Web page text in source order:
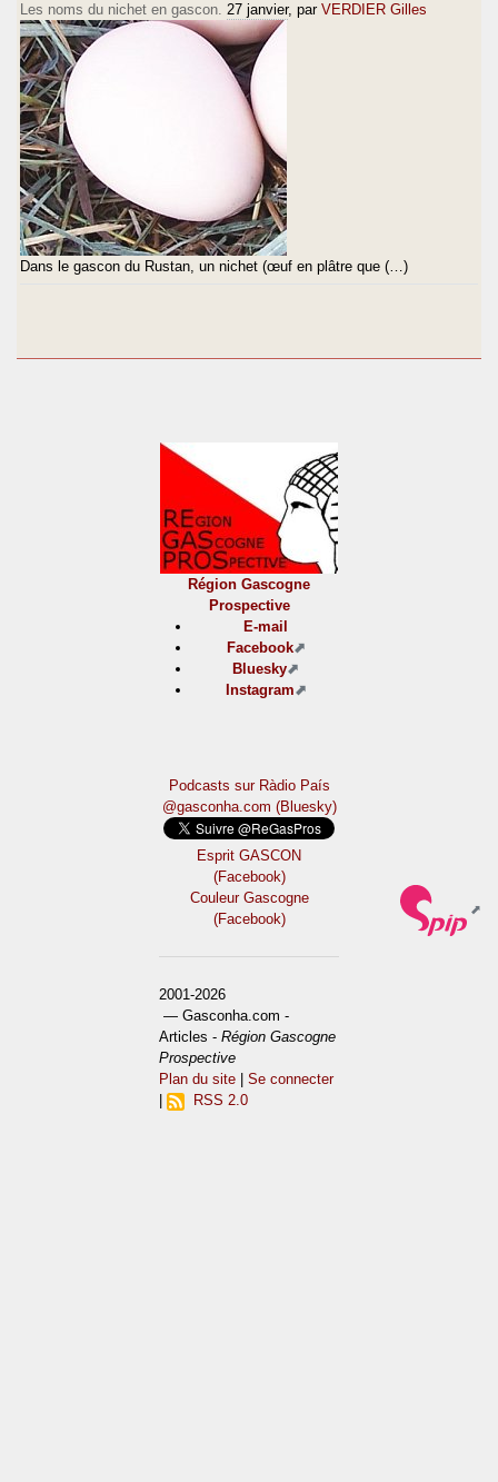
Les noms du nichet en gascon. 27 janvier, par VERDIER Gilles
Dans le gascon du Rustan, un nichet (œuf en plâtre que (…)
Région Gascogne
Prospective
E-mail
Facebook
Bluesky
Instagram
Podcasts sur Ràdio País
@gasconha.com (Bluesky)
Esprit GASCON
(Facebook)
Couleur Gascogne
(Facebook)
2001-2026
— Gasconha.com -
Articles -Région Gascogne
Prospective
Plan du site |Se connecter
|
RSS 2.0